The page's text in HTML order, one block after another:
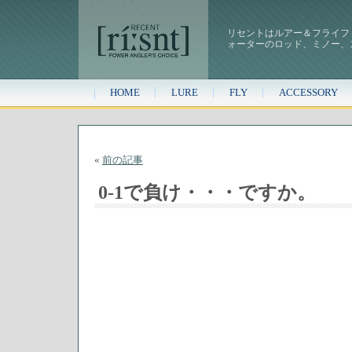
リセントはルアー＆フライ
ォーターのロッド、ミノー
HOME LURE FLY ACCESSORY
« 前の記事
0-1で負け・・・ですか。